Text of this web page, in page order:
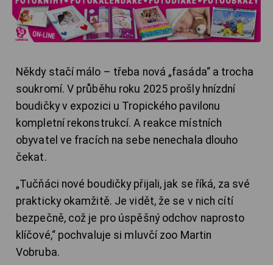
Někdy stačí málo – třeba nová „fasáda“ a trocha
soukromí. V průběhu roku 2025 prošly hnízdní
boudičky v expozici u Tropického pavilonu
kompletní rekonstrukcí. A reakce místních
obyvatel ve fracích na sebe nenechala dlouho
čekat.
„Tučňáci nové boudičky přijali, jak se říká, za své
prakticky okamžitě. Je vidět, že se v nich cítí
bezpečně, což je pro úspěšný odchov naprosto
klíčové,“ pochvaluje si mluvčí zoo Martin
Vobruba.